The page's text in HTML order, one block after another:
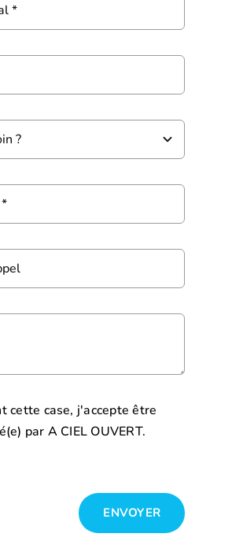
cette case, j'accepte être
par A CIEL OUVERT.
ENVOYER